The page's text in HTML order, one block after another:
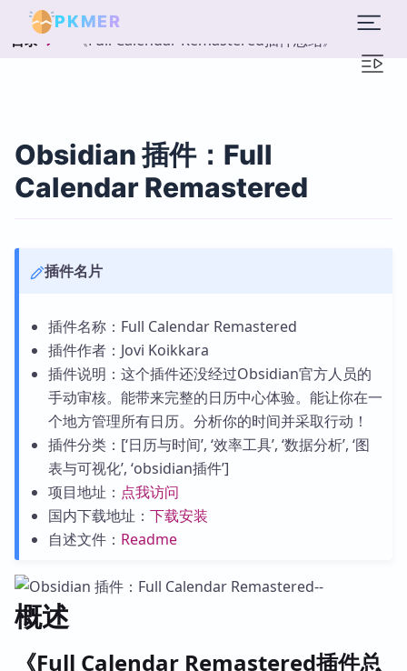
PKMER
目录 《Full Calendar Remastered插件总结》
Obsidian 插件：Full
Calendar Remastered
插件名片
插件名称：Full Calendar Remastered
插件作者：Jovi Koikkara
插件说明：这个插件还没经过Obsidian官方人员的
手动审核。能带来完整的日历中心体验。能让你在一
个地方管理所有日历。分析你的时间并采取行动！
插件分类：[‘日历与时间’, ‘效率工具’, ‘数据分析’, ‘图
表与可视化’, ‘obsidian插件’]
项目地址： 点我访问
国内下载地址： 下载安装
自述文件： Readme
概述
《Full Calendar Remastered插件总